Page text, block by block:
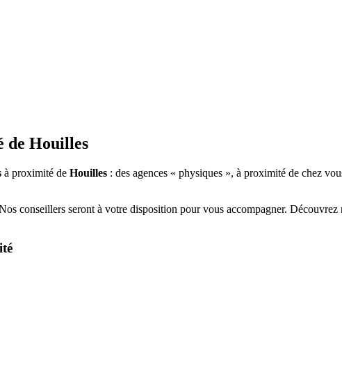
de Houilles
à proximité de Houilles : des agences « physiques », à proximité de chez
conseillers seront à votre disposition pour vous accompagner. Découvrez